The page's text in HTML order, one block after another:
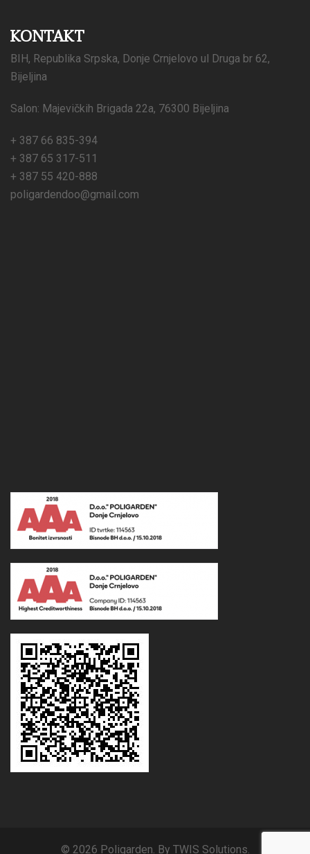
KONTAKT
BIH, Republika Srpska, Donje Crnjelovo ul Druga br 62,
Bijeljina
Salon: Majevičkih Brigada 22a, 76300 Bijeljina
+ 387 66 835-394
+ 387 65 317-511
+ 387 55 420-888
poligardendoo@gmail.com
© 2026 Poligarden. By TWIS Solutions.